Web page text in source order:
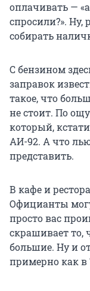
оплачивать —
спросили?». Ну,
собирать
С бензином
заправок
такое, что
не стоит. По
который,
АИ-92. А что
представить.
В кафе и
Официанты
просто вас
скрашивает то,
большие. Ну и
примерно как в